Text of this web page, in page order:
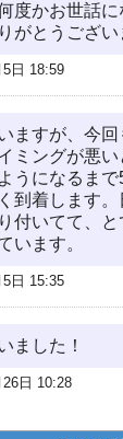
度かお世話
がとうござい
日 18:59
ますが、今
ミングが悪
うになるま
到着します
付いてて、
います。
日 15:35
ました！
日 10:28